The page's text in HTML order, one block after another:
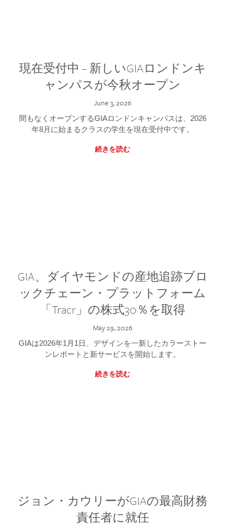
現在受付中 – 新しいGIAロンドンキ
ャンパスが今秋オープン
June 3, 2026
間もなくオープンするGIAロンドンキャンパスは、2026
年8月に始まるクラスの学生を現在受付中です。
続きを読む
GIA、ダイヤモンドの産地追跡ブロ
ックチェーン・プラットフォーム
「Tracr」の株式30％を取得
May 29, 2026
GIAは2026年1月1日、デザインを一新したカラーストー
ンレポートと新サービスを開始します。
続きを読む
ジョン・カウリーがGIAの最高財務
責任者に就任